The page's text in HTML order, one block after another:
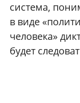
система,
в виде
человека»
будет